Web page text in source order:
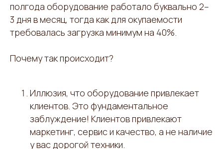
полгода оборудование работало буквально 2–
3 дня в месяц, тогда как для окупаемости
требовалась загрузка минимум на 40%.
Почему так происходит?
Иллюзия, что оборудование привлекает
клиентов. Это фундаментальное
заблуждение! Клиентов привлекают
маркетинг, сервис и качество, а не наличие
у вас дорогой техники.